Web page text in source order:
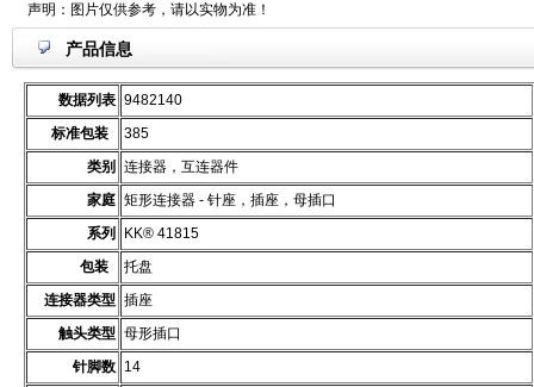
声明：图片仅供参考，请以实物为准！
产品信息
数据列表 9482140
标准包装
385
类别
连接器，互连器件
家庭 矩形连接器 - 针座，插座，母插口
系列
KK® 41815
包装
托盘
连接器类型 插座
触头类型 母形插口
针脚数 14